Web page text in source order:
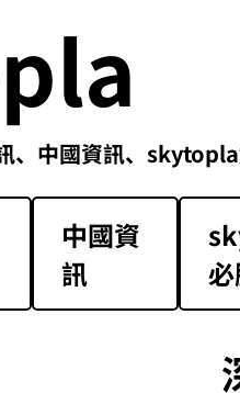
、中國資訊、
中國資
訊